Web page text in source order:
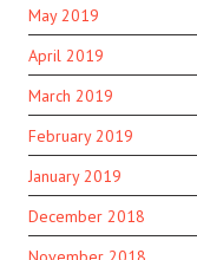
May 2019
April 2019
March 2019
February 2019
January 2019
December 2018